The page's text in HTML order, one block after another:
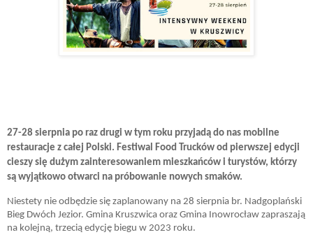
27-28 sierpnia po raz drugi w tym roku przyjadą do nas mobilne
restauracje z całej Polski. Festiwal Food Trucków od pierwszej edycji
cieszy się dużym zainteresowaniem mieszkańców i turystów, którzy
są wyjątkowo otwarci na próbowanie nowych smaków.
Niestety nie odbędzie się zaplanowany na 28 sierpnia br. Nadgoplański
Bieg Dwóch Jezior. Gmina Kruszwica oraz Gmina Inowrocław zapraszają
na kolejną, trzecią edycję biegu w 2023 roku.